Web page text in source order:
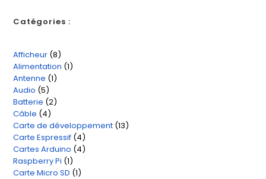
Catégories :
Afficheur 88
produits
Alimentation 11
Antenne 11
Audio 55
produits
Batterie 22
Câble 44
produits
Carte de développement 1313
Carte Espressif 44
produits
Cartes Arduino 44
Raspberry Pi 11
produit
Carte Micro SD 11